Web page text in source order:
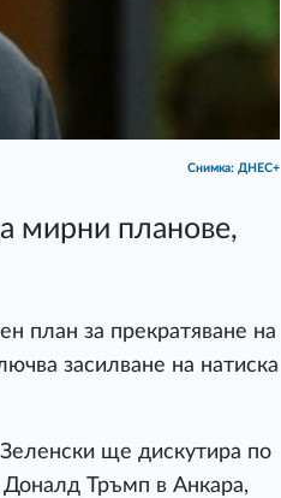
Снимка: ДНЕС+
мирни планове,
план за прекратяване на
засилване на натиска
ще дискутира по
Тръмп в Анкара,